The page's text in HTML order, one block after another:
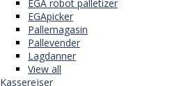
EGA robot palletizer
EGApicker
Pallemagasin
Pallevender
Lagdanner
View all
Kasserejser